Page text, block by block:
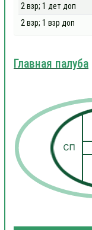
2 взр; 1 дет доп
2 взр; 1 взр доп
Главная палуба